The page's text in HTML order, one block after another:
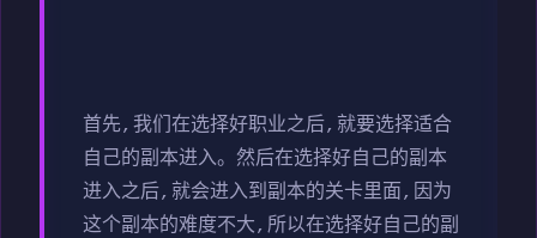
首先,我们在选择好职业之后,就要选择适合
自己的副本进入。然后在选择好自己的副本
进入之后,就会进入到副本的关卡里面,因为
这个副本的难度不大,所以在选择好自己的副